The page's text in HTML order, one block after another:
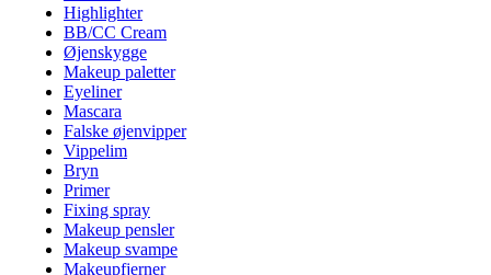
Highlighter
BB/CC Cream
Øjenskygge
Makeup paletter
Eyeliner
Mascara
Falske øjenvipper
Vippelim
Bryn
Primer
Fixing spray
Makeup pensler
Makeup svampe
Makeupfjerner